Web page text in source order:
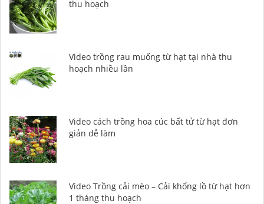
thu hoạch
Video trồng rau muống từ hạt tại nhà thu
hoạch nhiều lần
Video cách trồng hoa cúc bất tử từ hạt đơn
giản dễ làm
Video Trồng cải mèo – Cải khổng lồ từ hạt hơn
1 tháng thu hoạch